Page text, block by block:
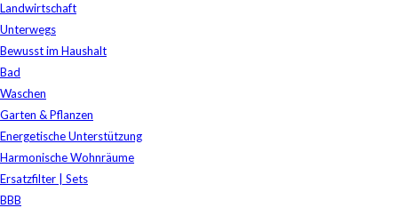
Landwirtschaft
Unterwegs
Bewusst im Haushalt
Bad
Waschen
Garten & Pflanzen
Energetische Unterstützung
Harmonische Wohnräume
Ersatzfilter | Sets
BBB